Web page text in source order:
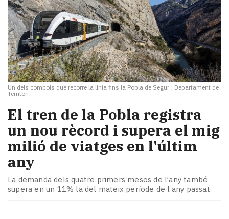
Un dels combois que recorre la línia fins la Pobla de Segur | Departament de
Territori
El tren de la Pobla registra
un nou rècord i supera el mig
milió de viatges en l'últim
any
La demanda dels quatre primers mesos de l’any també
supera en un 11% la del mateix període de l’any passat